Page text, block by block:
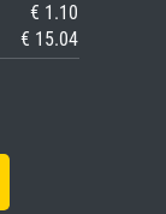
€ 1.10
€ 15.04